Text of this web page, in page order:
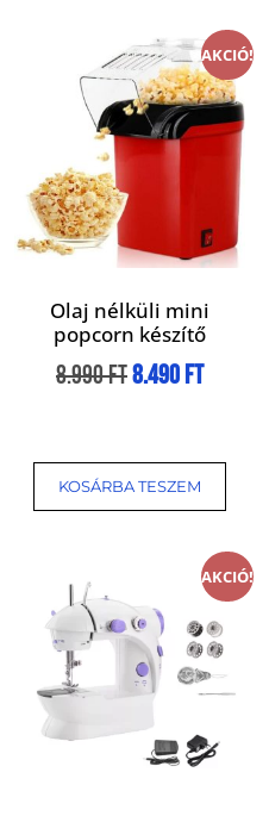
AKCIÓ!
Olaj nélküli mini
popcorn készítő
8.990Ft8.490Ft
KOSÁRBA TESZEM
AKCIÓ!